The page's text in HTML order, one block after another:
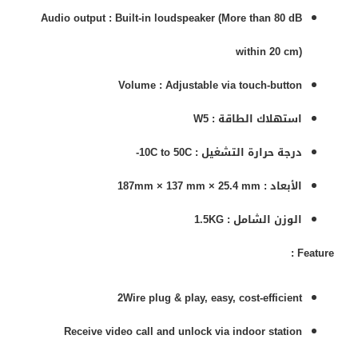
Audio output : Built-in loudspeaker(More than 80 dB
within 20 cm)
Volume : Adjustable via touch-button
استهلاك الطاقة : W5
درجة حرارة التشغيل : 10C to 50C-
الأبعاد :
187mm × 137mm × 25.4mm
الوزن الشامل : 1.5KG
Feature :
2Wire plug & play, easy, cost-efficient
Receive video call and unlock via indoor station